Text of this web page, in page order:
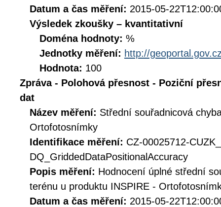
Datum a čas měření: 2015-05-
Výsledek zkoušky – kvantitativní
Doména hodnoty: %
Jednotky měření: http://
Hodnota: 100
Zpráva - Polohová přesnost - Poziční
dat
Název měření: Střední souřadnicová
Ortofotosnímky
Identifikace měření: CZ-00025712-
DQ_GriddedDataPositionalAccuracy
Popis měření: Hodnocení úplné střední
terénu u produktu INSPIRE -
Datum a čas měření: 2015-05-